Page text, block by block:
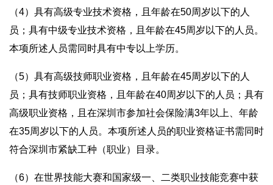
（4）具有高级专业技术资格，且年龄在50周岁以下的人
员；具有中级专业技术资格，且年龄在45周岁以下的人员。
本项所述人员需同时具有中专以上学历。
（5）具有高级技师职业资格，且年龄在45周岁以下的人
员；具有技师职业资格，且年龄在40周岁以下的人员；具有
高级职业资格，且在深圳市参加社会保险满3年以上、年龄
在35周岁以下的人员。本项所述人员的职业资格证书需同时
符合深圳市紧缺工种（职业）目录。
（6）在世界技能大赛和国家级一、二类职业技能竞赛中获